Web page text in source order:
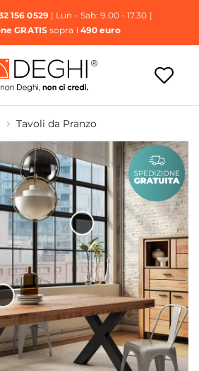
156 0529| Lun - Sab: 9.00 - 17.30 |
GRATISsopra i 490 euro
Tavoli da Pranzo